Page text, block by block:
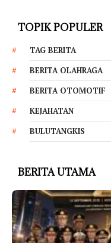
TOPIK POPULER
TAG BERITA
BERITA OLAHRAGA
BERITA OTOMOTIF
KEJAHATAN
BULUTANGKIS
BERITA UTAMA